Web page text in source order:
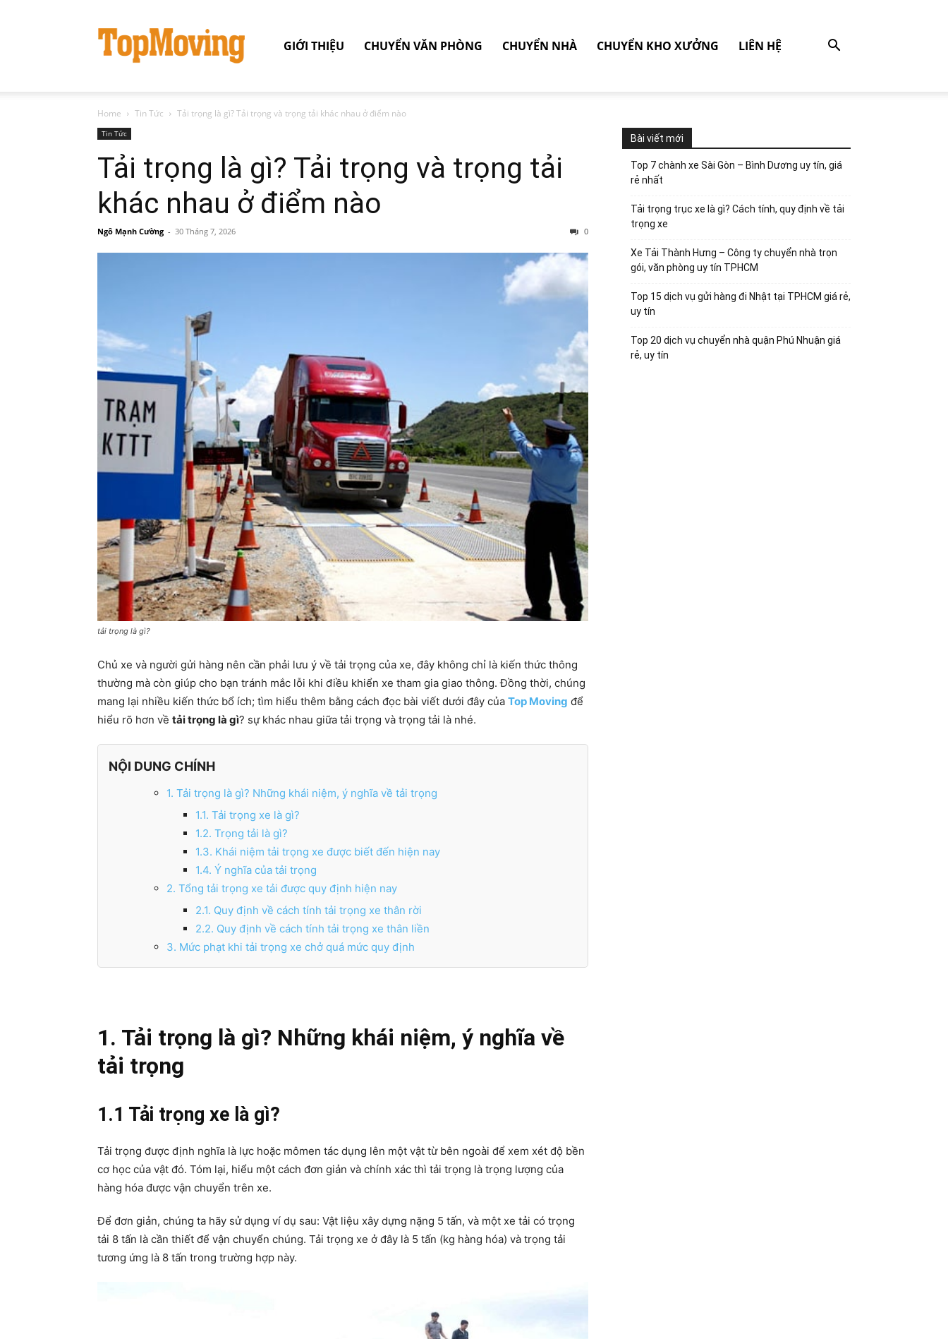
GIỚI THIỆU CHUYỂN VĂN PHÒNG CHUYỂN NHÀ CHUYỂN KHO XƯỞNG LIÊN HỆ
Home Tin Tức Tải trọng là gì? Tải trọng và trọng tải khác nhau ở điểm nào
Tin Tức
Tải trọng là gì? Tải trọng và trọng tải
khác nhau ở điểm nào
Ngô Mạnh Cường - 30 Tháng 7, 2026 0
tải trọng là gì?
Chủ xe và người gửi hàng nên cần phải lưu ý về tải trọng của xe, đây không chỉ là kiến ​​thức thông
thường mà còn giúp cho bạn tránh mắc lỗi khi điều khiển xe tham gia giao thông. Đồng thời, chúng
mang lại nhiều kiến ​​thức bổ ích; tìm hiểu thêm bằng cách đọc bài viết dưới đây của Top Moving để
hiểu rõ hơn về tải trọng là gì? sự khác nhau giữa tải trọng và trọng tải là nhé.
NỘI DUNG CHÍNH
1. Tải trọng là gì? Những khái niệm, ý nghĩa về tải trọng
1.1. Tải trọng xe là gì?
1.2. Trọng tải là gì?
1.3. Khái niệm tải trọng xe được biết đến hiện nay
1.4. Ý nghĩa của tải trọng
2. Tổng tải trọng xe tải được quy định hiện nay
2.1. Quy định về cách tính tải trọng xe thân rời
2.2. Quy định về cách tính tải trọng xe thân liền
3. Mức phạt khi tải trọng xe chở quá mức quy định
1. Tải trọng là gì? Những khái niệm, ý nghĩa về
tải trọng
1.1 Tải trọng xe là gì?
Tải trọng được định nghĩa là lực hoặc mômen tác dụng lên một vật từ bên ngoài để xem xét độ bền
cơ học của vật đó. Tóm lại, hiểu một cách đơn giản và chính xác thì tải trọng là trọng lượng của
hàng hóa được vận chuyển trên xe.
Để đơn giản, chúng ta hãy sử dụng ví dụ sau: Vật liệu xây dựng nặng 5 tấn, và một xe tải có trọng
tải 8 tấn là cần thiết để vận chuyển chúng. Tải trọng xe ở đây là 5 tấn (kg hàng hóa) và trọng tải
tương ứng là 8 tấn trong trường hợp này.
Bài viết mới
Top 7 chành xe Sài Gòn – Bình Dương uy tín, giá
rẻ nhất
Tải trọng trục xe là gì? Cách tính, quy định về tải
trọng xe
Xe Tải Thành Hưng – Công ty chuyển nhà trọn
gói, văn phòng uy tín TPHCM
Top 15 dịch vụ gửi hàng đi Nhật tại TPHCM giá rẻ,
uy tín
Top 20 dịch vụ chuyển nhà quận Phú Nhuận giá
rẻ, uy tín